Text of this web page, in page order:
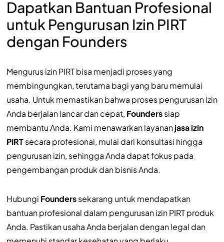
Dapatkan Bantuan Profesional
untuk Pengurusan Izin PIRT
dengan Founders
Mengurus izin PIRT bisa menjadi proses yang
membingungkan, terutama bagi yang baru memulai
usaha. Untuk memastikan bahwa proses pengurusan izin
Anda berjalan lancar dan cepat, Founderssiap
membantu Anda. Kami menawarkan layananjasa izin
PIRTsecara profesional, mulai dari konsultasi hingga
pengurusan izin, sehingga Anda dapat fokus pada
pengembangan produk dan bisnis Anda.
Hubungi Founderssekarang untuk mendapatkan
bantuan profesional dalam pengurusan izin PIRT produk
Anda. Pastikan usaha Anda berjalan dengan legal dan